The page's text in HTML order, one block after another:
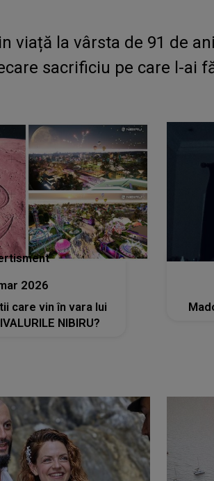
viață la vârsta de 91 de
sacrificiu pe care l-ai
2026
care vin în vara lui
NIBIRU?